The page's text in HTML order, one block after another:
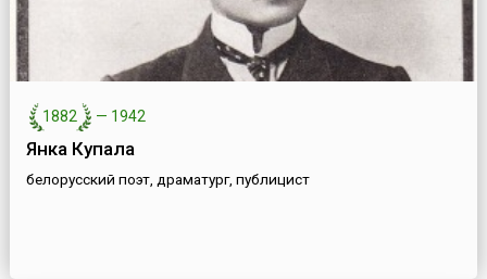
1882 — 1942
Янка Купала
белорусский поэт, драматург, публицист